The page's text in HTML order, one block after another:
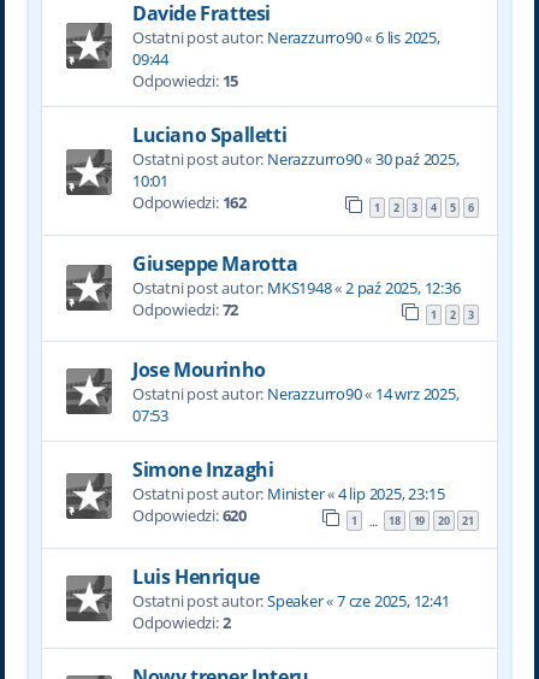
Davide Frattesi
Ostatni post autor: Nerazzurro90«6 lis 2025,
09:44
Odpowiedzi: 15
Luciano Spalletti
Ostatni post autor: Nerazzurro90«30 paź 2025,
10:01
Odpowiedzi: 162 1 2 3 4 5 6
Giuseppe Marotta
Ostatni post autor: MKS1948«2 paź 2025, 12:36
Odpowiedzi:72 1 2 3
Jose Mourinho
Ostatni post autor: Nerazzurro90« 14 wrz 2025,
07:53
Simone Inzaghi
Ostatni post autor: Minister«4 lip 2025, 23:15
Odpowiedzi:620 1 … 18 19 20 21
Luis Henrique
Ostatni post autor:Speaker«7 cze 2025, 12:41
Odpowiedzi:2